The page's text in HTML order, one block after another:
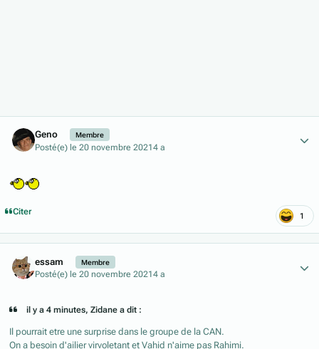
Geno Membre
Posté(e) le 20 novembre 20214 a
Citer 1
essam Membre
Posté(e) le 20 novembre 20214 a
il y a 4 minutes, Zidane a dit :
Il pourrait etre une surprise dans le groupe de la CAN.
On a besoin d'ailier virvoletant et Vahid n'aime pas Rahimi.